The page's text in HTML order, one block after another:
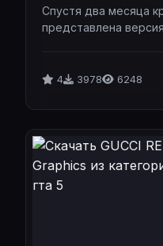
Спустя два месяца
представлена
работы
графический пак для
4 3978 6248